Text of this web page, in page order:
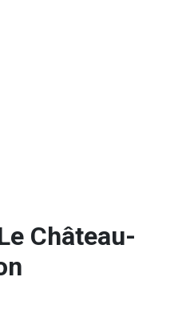
Château-